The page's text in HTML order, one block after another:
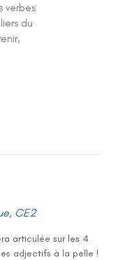
verbes
du
, CE2
articulée sur les 4
adjectifs à la pelle !